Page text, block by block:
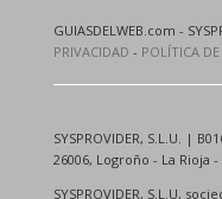
GUIASDELWEB.com -
PRIVACIDAD - POLÍTICA
SYSPROVIDER, S.L.U. |
26006, Logroño - La Rioja
SYSPROVIDER, S.L.U,